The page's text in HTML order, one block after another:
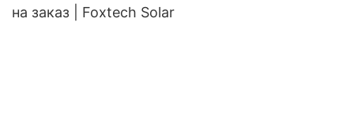
на заказ | Foxtech Solar